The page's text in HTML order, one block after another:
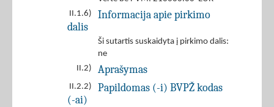
II.1.6)
Informacija apie pirkimo
dalis
Ši sutartis suskaidyta į pirkimo dalis:
ne
II.2)
Aprašymas
II.2.2)
Papildomas (-i) BVPŽ kodas
(-ai)